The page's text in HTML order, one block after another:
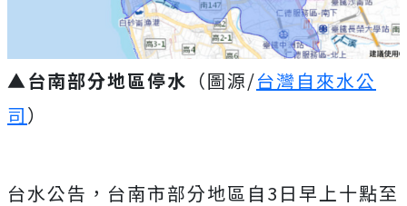
▲台南部分地區停水 （圖源/台灣自來水公
司）
台水公告，台南市部分地區自3日早上十點至